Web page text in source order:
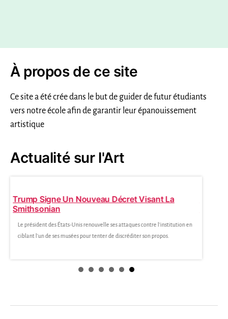
À propos de ce site
Ce site a été crée dans le but de guider de futur étudiants
vers notre école afin de garantir leur épanouissement
artistique
Actualité sur l'Art
Trump Signe Un Nouveau Décret Visant La
Smithsonian
Le président des États-Unis renouvelle ses attaques contre l’institution en
ciblant l’un de ses musées pour tenter de discréditer son propos.